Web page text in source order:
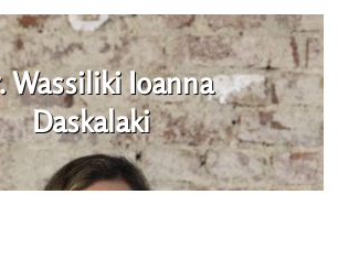
Wassiliki Ioanna
Daskalaki